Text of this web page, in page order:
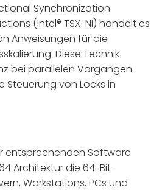
Synchronization
(Intel® TSX-NI) handelt es
Anweisungen für die
Diese Technik
bei parallelen Vorgängen
Steuerung von Locks in
entsprechenden Software
Architektur die 64-Bit-
Workstations, PCs und